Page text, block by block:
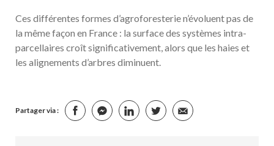
Ces différentes formes d’agroforesterie n’évoluent pas de
la même façon en France : la surface des systèmes intra-
parcellaires croît significativement, alors que les haies et
les alignements d’arbres diminuent.
Partager via :